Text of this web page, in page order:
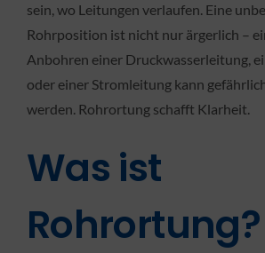
ÜBER UNS
sein, wo Leitungen verlaufen. Eine
Rohrposition ist nicht nur ärgerlich –
Anbohren einer Druckwasserleitung,
oder einer Stromleitung kann
werden. Rohrortung schafft Klarheit.
Was ist
Rohrortung?